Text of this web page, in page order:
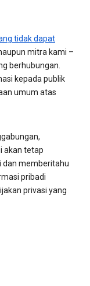
tidak dapat
mitra kami –
berhubungan.
kepada publik
umum atas
akan tetap
dan memberitahu
pribadi
privasi yang